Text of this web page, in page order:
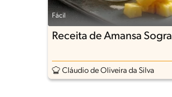
Fácil
Receita de Amansa Sogra
Cláudio de Oliveira da Silva